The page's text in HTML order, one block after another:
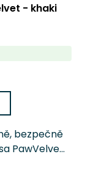
- khaki
bezpečně
PawVelvet